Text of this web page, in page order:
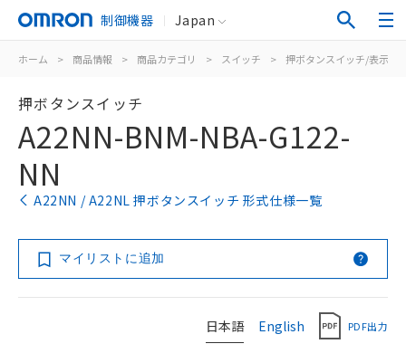
制御機器 Japan
ホーム > 商品情報 > 商品カテゴリ > スイッチ > 押ボタンスイッチ/表示灯
押ボタンスイッチ
A22NN-BNM-NBA-G122-
NN
A22NN / A22NL 押ボタンスイッチ 形式仕様一覧
マイリストに追加
日本語 English PDF出力